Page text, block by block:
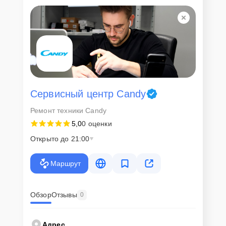
Для всех клиентов действуют демократичные и фиксированные
цены. Конечная стоимость работ обсуждается с клиентом и не в
коем случае не может измениться в процессе работ. Сервис не
навязывает клиентам дополнительные услуги и не
предусматривает скрытые платежи. Рассчитать предварительную
стоимость ремонта можно с помощью нашегоКалькулятора
Скорость диагностики и
ремонта
Наша компания ценит время клиентов и понимает важность
оперативного решения любых вопросов. В среднем, ремонт
клиент сможет забрать свой гаджет в этот же день. При
Внимание! Устройство отправляется на ремонт только после
согласования вариантов запчастей и стоимости ремонта с
изменена в процессе или после завершения работ.
Сервисный центр Candy
Ремонт техники Candy
5,00 оценки
Открыто до 21:00
Маршрут
ОбзорОтзывы 0
Адрес